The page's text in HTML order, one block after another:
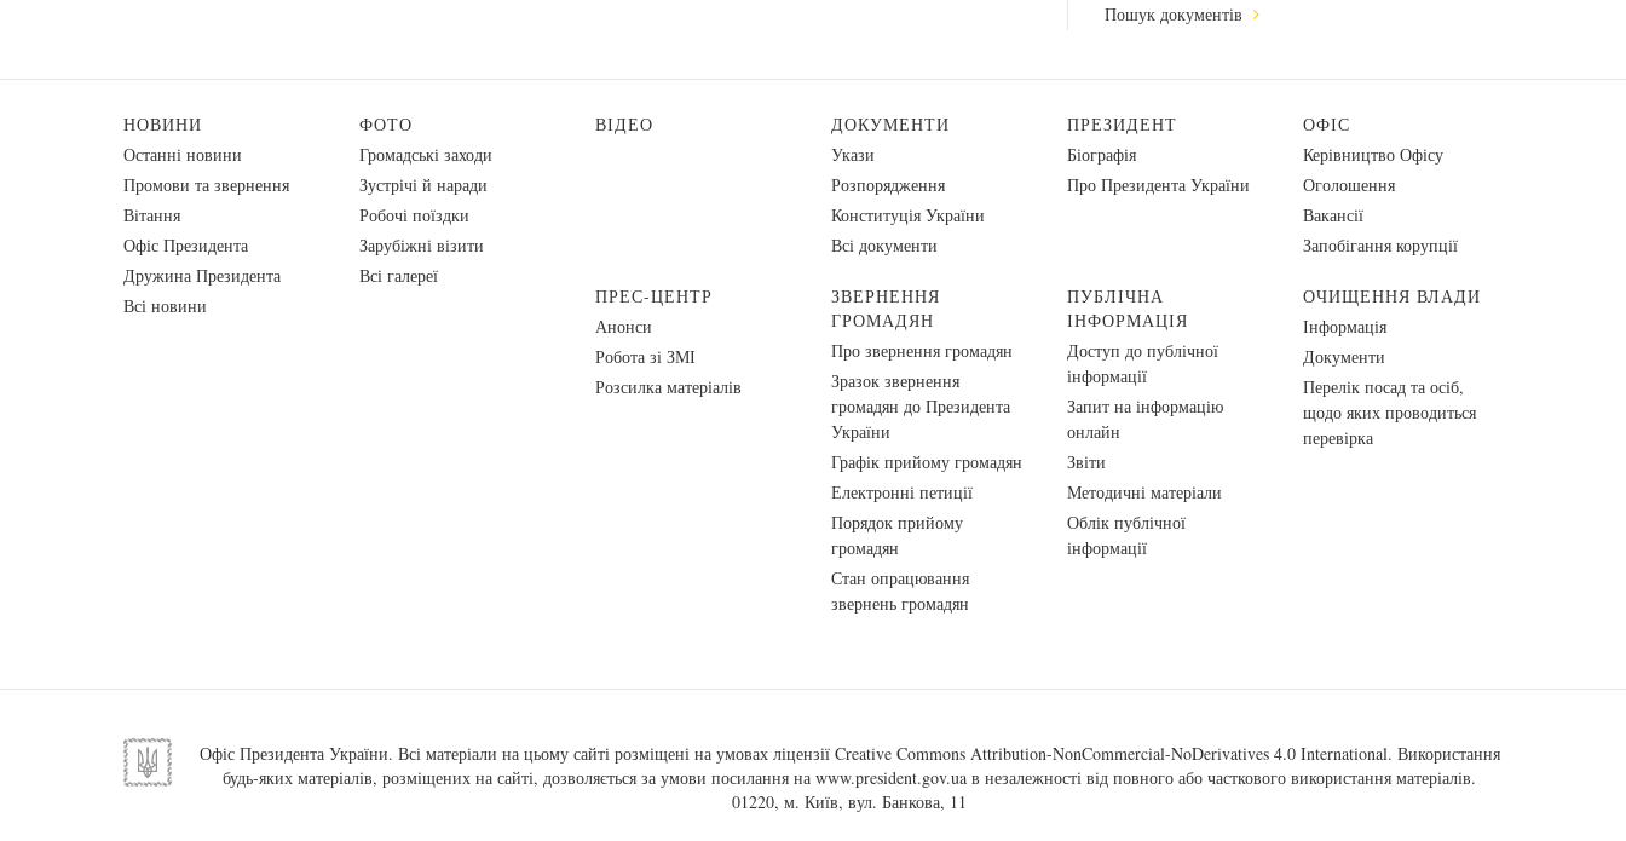
Пошук документів
НОВИНИ
Останні новини
Промови та звернення
Вiтання
Офіс Президента
Дружина Президента
Всі новини
ФОТО
Громадські заходи
Зустрічі й наради
Робочі поїздки
Зарубіжні візити
Всі галереї
ВІДЕО
ДОКУМЕНТИ
Укази
Розпорядження
Конституція України
Всі документи
ПРЕЗИДЕНТ
Біографія
Про Президента України
ОФІС
Керівництво Офісу
Оголошення
Вакансії
Запобігання корупції
ПРЕС-ЦЕНТР
Анонси
Робота зі ЗМІ
Розсилка матеріалів
ЗВЕРНЕННЯ
ГРОМАДЯН
Про звернення громадян
Зразок звернення
громадян до Президента
України
Графік прийому громадян
Електронні петиції
Порядок прийому
громадян
Стан опрацювання
звернень громадян
ПУБЛІЧНА
ІНФОРМАЦІЯ
Доступ до публічної
інформації
Запит на інформацію
онлайн
Звіти
Методичні матеріали
Облік публічної
інформації
ОЧИЩЕННЯ ВЛАДИ
Інформація
Документи
Перелік посад та осіб,
щодо яких проводиться
перевірка
Офіс Президента України. Всі матеріали на цьому сайті розміщені на умовах ліцензії Creative Commons Attribution-NonCommercial-NoDerivatives 4.0 International. Використання
будь-яких матеріалів, розміщених на сайті, дозволяється за умови посилання на www.president.gov.ua в незалежності від повного або часткового використання матеріалів.
01220, м. Київ, вул. Банкова, 11